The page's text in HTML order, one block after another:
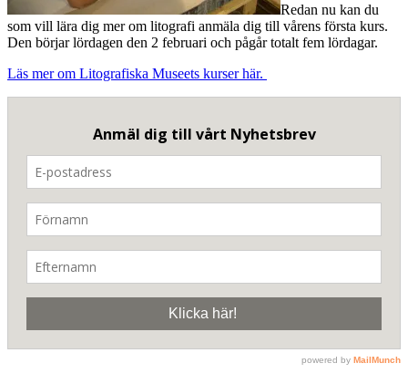
Redan nu kan du
som vill lära dig mer om litografi anmäla dig till vårens första kurs.
Den börjar lördagen den 2 februari och pågår totalt fem lördagar.
Läs mer om Litografiska Museets kurser här.